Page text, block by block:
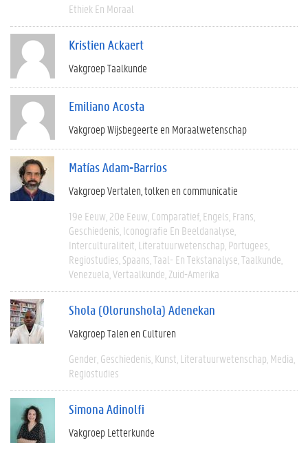
Ethiek En Moraal
Kristien Ackaert
Vakgroep Taalkunde
Emiliano Acosta
Vakgroep Wijsbegeerte en Moraalwetenschap
Matías Adam-Barrios
Vakgroep Vertalen, tolken en communicatie
19e Eeuw 20e Eeuw Comparatief Engels Frans
Geschiedenis Iconografie En Beeldanalyse
Interculturaliteit Literatuurwetenschap Portugees
Regiostudies Spaans Taal- En Tekstanalyse Taalkunde
Venezuela Vertaalkunde Zuid-Amerika
Shola (Olorunshola) Adenekan
Vakgroep Talen en Culturen
Gender Geschiedenis Kunst Literatuurwetenschap Media
Regiostudies
Simona Adinolfi
Vakgroep Letterkunde